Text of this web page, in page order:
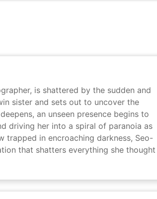
is shattered by the sudden and
sister and sets out to uncover the
an unseen presence begins to
driving her into a spiral of paranoia as
trapped in encroaching darkness, Seo-
that shatters everything she thought